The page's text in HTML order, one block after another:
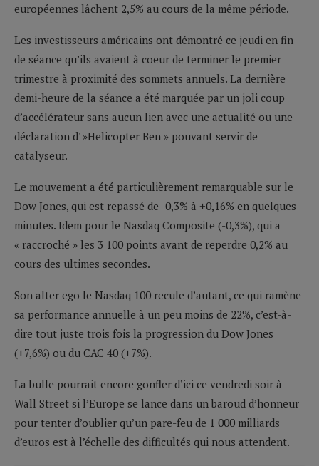
européennes lâchent 2,5% au cours de la même période.
Les investisseurs américains ont démontré ce jeudi en fin
de séance qu’ils avaient à coeur de terminer le premier
trimestre à proximité des sommets annuels. La dernière
demi-heure de la séance a été marquée par un joli coup
d’accélérateur sans aucun lien avec une actualité ou une
déclaration d' »Helicopter Ben » pouvant servir de
catalyseur.
Le mouvement a été particulièrement remarquable sur le
Dow Jones, qui est repassé de -0,3% à +0,16% en quelques
minutes. Idem pour le Nasdaq Composite (-0,3%), qui a
« raccroché » les 3 100 points avant de reperdre 0,2% au
cours des ultimes secondes.
Son alter ego le Nasdaq 100 recule d’autant, ce qui ramène
sa performance annuelle à un peu moins de 22%, c’est-à-
dire tout juste trois fois la progression du Dow Jones
(+7,6%) ou du CAC 40 (+7%).
La bulle pourrait encore gonfler d’ici ce vendredi soir à
Wall Street si l’Europe se lance dans un baroud d’honneur
pour tenter d’oublier qu’un pare-feu de 1 000 milliards
d’euros est à l’échelle des difficultés qui nous attendent.